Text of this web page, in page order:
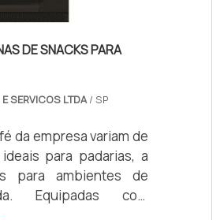
DE SNACKS PARA
SERVICOS LTDA/ SP
da empresa variam de
para padarias, a
para ambientes de
Equipadas com